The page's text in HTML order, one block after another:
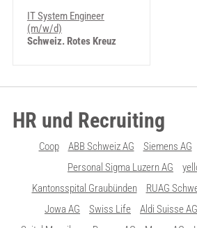
IT System Engineer
(m/w/d)
Schweiz. Rotes Kreuz
HR und Recruiting
Coop ABB Schweiz AG Siemens AG
Personal Sigma Luzern AG
Kantonsspital Graubünden
RUAG
Jowa AG
Swiss Life Aldi Suisse AG